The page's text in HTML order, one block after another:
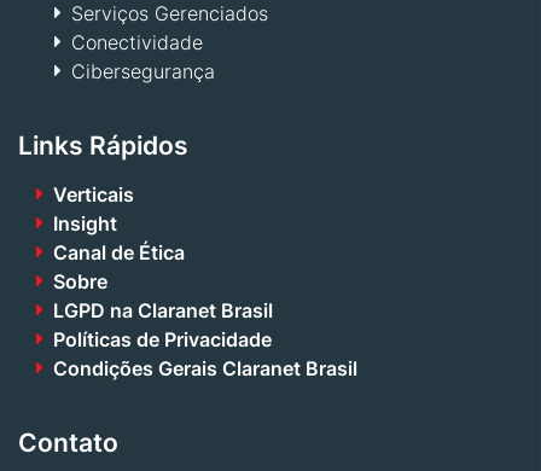
Serviços Gerenciados
Conectividade
Cibersegurança
Links Rápidos
Verticais
Insight
Canal de Ética
Sobre
LGPD na Claranet Brasil
Políticas de Privacidade
Condições Gerais Claranet Brasil
Contato